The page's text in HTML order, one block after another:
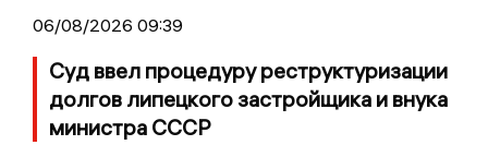
06/08/2026 09:39
Суд ввел процедуру реструктуризации
долгов липецкого застройщика и внука
министра СССР